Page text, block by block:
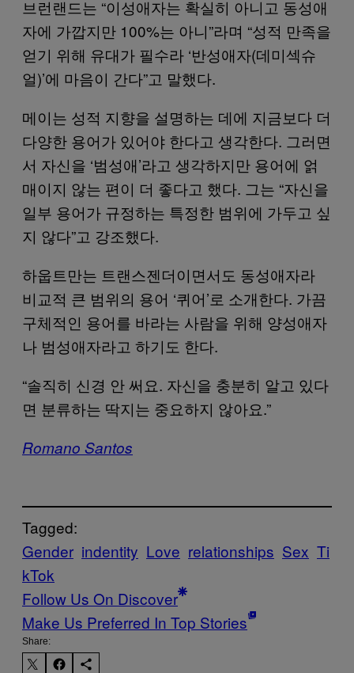
브런랜드는 “이성애자는 확실히 아니고 동성애
자에 가깝지만 100%는 아니”라며 “성적 만족을
얻기 위해 유대가 필수라 ‘반성애자(데미섹슈
얼)’에 마음이 간다”고 말했다.
메이는 성적 지향을 설명하는 데에 지금보다 더
다양한 용어가 있어야 한다고 생각한다. 그러면
서 자신을 ‘범성애’라고 생각하지만 용어에 얽
매이지 않는 편이 더 좋다고 했다. 그는 “자신을
일부 용어가 규정하는 특정한 범위에 가두고 싶
지 않다”고 강조했다.
하웁트만는 트랜스젠더이면서도 동성애자라
비교적 큰 범위의 용어 ‘퀴어’로 소개한다. 가끔
구체적인 용어를 바라는 사람을 위해 양성애자
나 범성애자라고 하기도 한다.
“솔직히 신경 안 써요. 자신을 충분히 알고 있다
면 분류하는 딱지는 중요하지 않아요.”
Romano Santos
Tagged:
Gender indentity Love relationships Sex Ti
kTok
Follow Us On Discover
Make Us Preferred In Top Stories
Share: